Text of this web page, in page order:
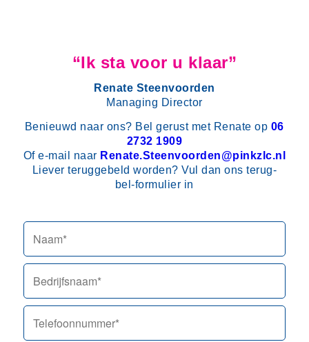
“Ik sta voor u klaar”
Renate Steenvoorden
Managing Director
Benieuwd naar ons? Bel gerust met Renate op 06
2732 1909
Of e-mail naar Renate.Steenvoorden@pinkzlc.nl
Liever teruggebeld worden? Vul dan ons terug-
bel-formulier in